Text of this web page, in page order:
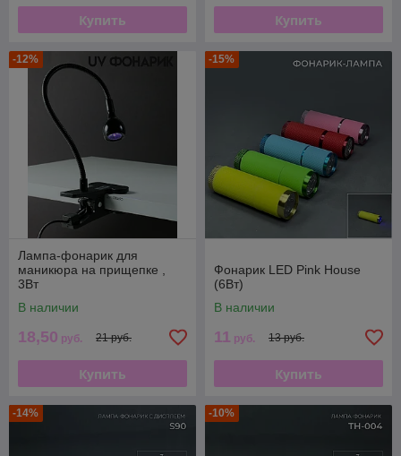
Купить Купить
-12%
Лампа-фонарик для
маникюра на прищепке ,
3Вт
В наличии
18,50 руб. 21 руб.
Купить
-15%
Фонарик LED Pink House
(6Вт)
В наличии
11 руб. 13 руб.
Купить
-14% -10%